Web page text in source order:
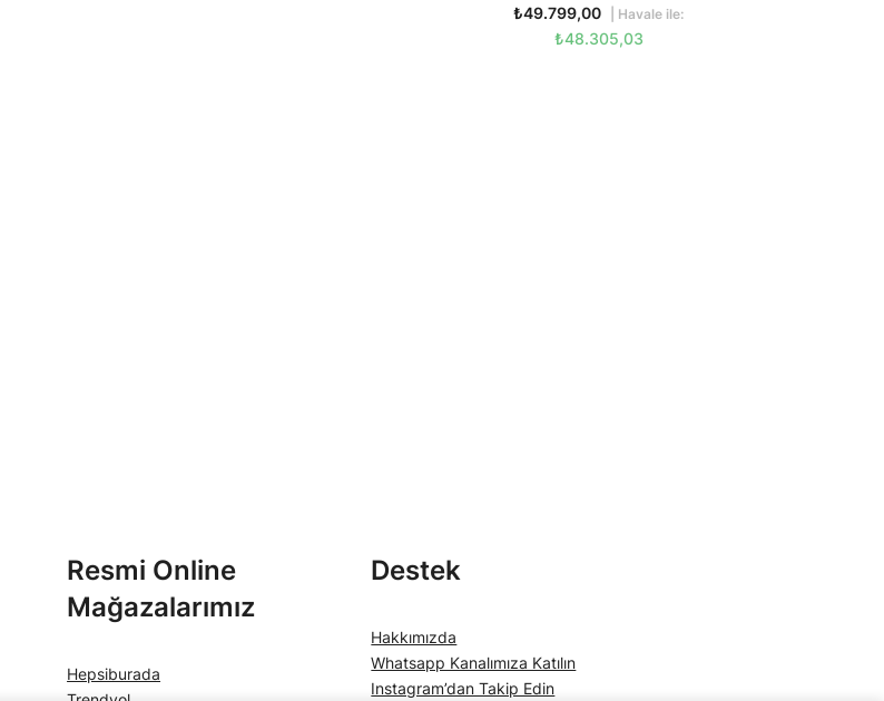
₺49.799,00 | Havale ile:
₺48.305,03
Resmi Online
Mağazalarımız
Hepsiburada
Destek
Hakkımızda
Whatsapp Kanalımıza Katılın
Instagram’dan Takip Edin